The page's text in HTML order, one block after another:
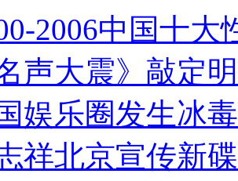
2006中国十大
名声大震》敲定
娱乐圈发生冰
祥北京宣传新